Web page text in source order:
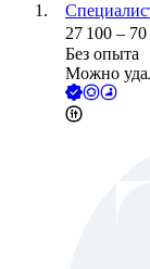
27 100 –
Без опыта
Можно